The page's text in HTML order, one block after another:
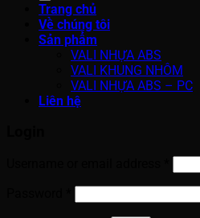
Trang chủ
Về chúng tôi
Sản phẩm
VALI NHỰA ABS
VALI KHUNG NHÔM
VALI NHỰA ABS – PC
Liên hệ